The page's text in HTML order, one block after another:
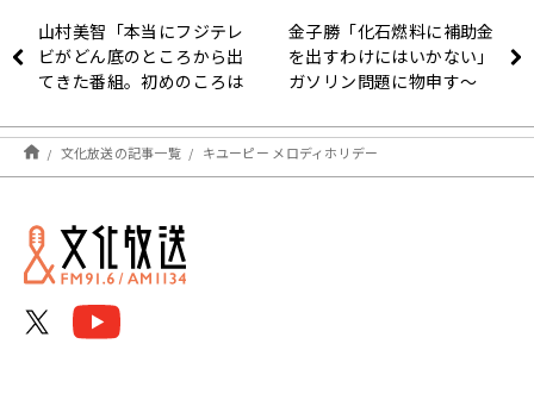
山村美智「本当にフジテレ
ビがどん底のところから出
てきた番組。初めのころは
ょうきんアナウンサーが語
るひょうきん族〜11月19
日「大竹まこと ゴールデ
金子勝「化石燃料に補助金
を出すわけにはいかない」
ガソリン問題に物申す〜
ールデンラジオ」
文化放送の記事一覧 キユーピー メロディホリデー